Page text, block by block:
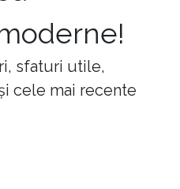
sfaturi utile,
cele mai recente